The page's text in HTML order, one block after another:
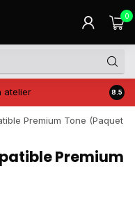
0
atelier Prix
8.5
Premium Tone (Paquet
Premium